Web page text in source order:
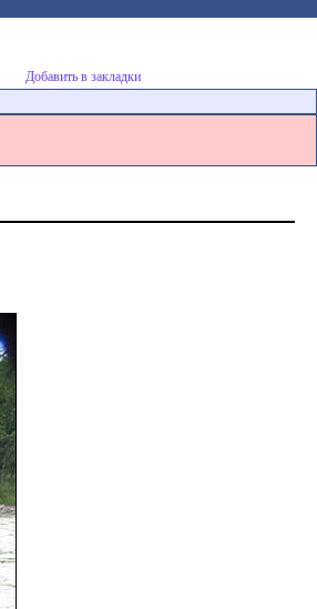
Добавить в закладки